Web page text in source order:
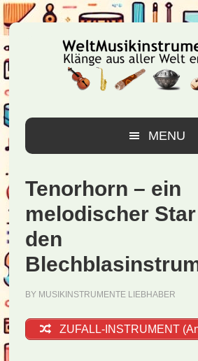
Zur
Hauptnavigation
springen
Zum
Inhalt
springen
Zur
Seitenspalte
springen
MENU
Tenorhorn – ein
melodischer
den
BY MUSIKINSTRUMENTE LIEBHABER
ZUFALL-INSTRUMENT